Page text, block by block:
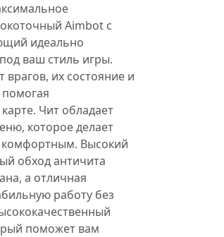
Aimbot с
идеально
ваш стиль игры.
врагов, их состояние и
Чит обладает
которое делает
Высокий
обход античита
а отличная
работу без
поможет вам